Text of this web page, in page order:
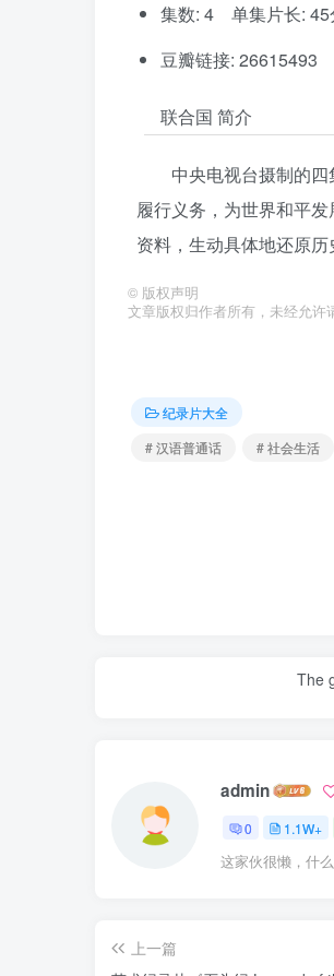
集数: 4 单集片长: 45
豆瓣链接: 26615493
联合国 简介
中央电视台摄制的
履行义务，为世界和平
资料，生动具体地还原历
© 版权声明
文章版权归作者所有，未经允许
纪录片大全
# 汉语普通话
# 社会生活
The
admin
0 1.1W+
这家伙很懒，什
上一篇